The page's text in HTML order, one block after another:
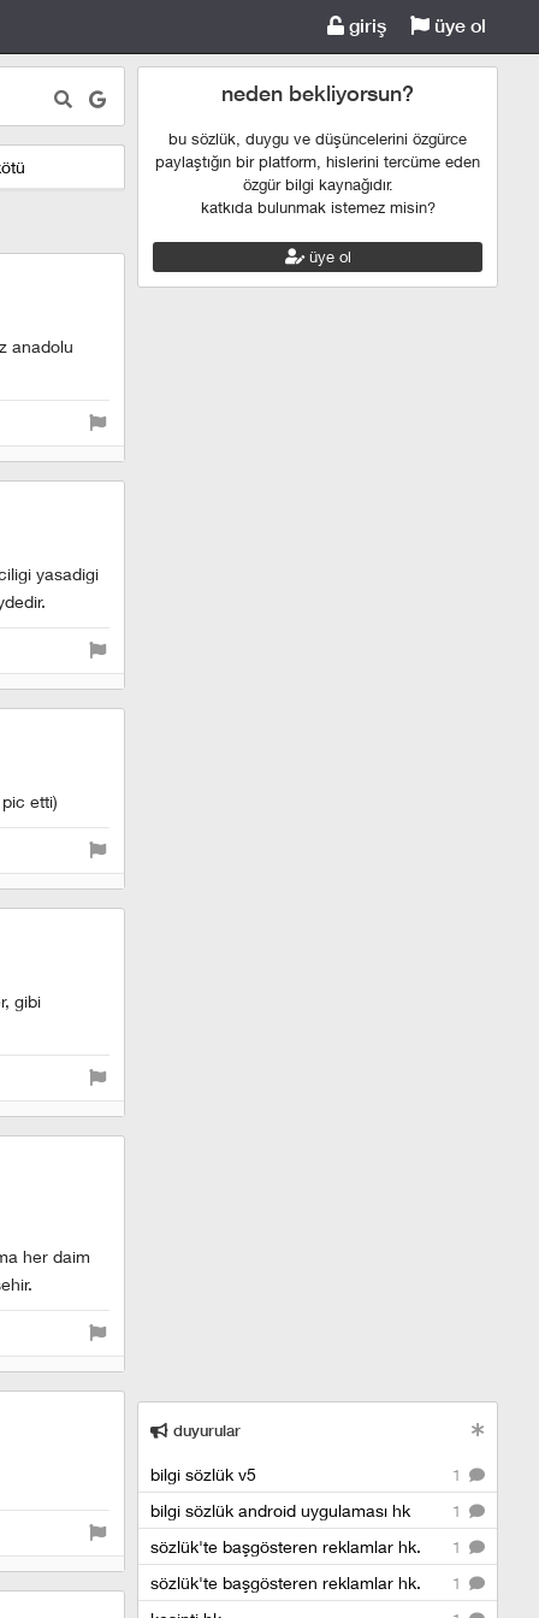
giriş üye ol
anadolu
yasadigi
etti)
gibi
her daim
neden bekliyorsun?
bu sözlük, duygu ve düşüncelerini özgürce
paylaştığın bir platform, hislerini tercüme eden
özgür bilgi kaynağıdır.
katkıda bulunmak istemez misin?
üye ol
duyurular
1
bilgi sözlük v5
1
bilgi sözlük android uygulaması hk
1
sözlük'te başgösteren reklamlar hk.
1
sözlük'te başgösteren reklamlar hk.